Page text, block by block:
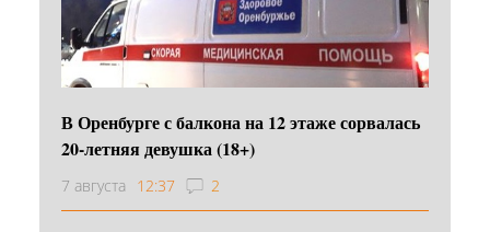
В Оренбурге с балкона на 12 этаже сорвалась
20-летняя девушка (18+)
7 августа 12:37 2